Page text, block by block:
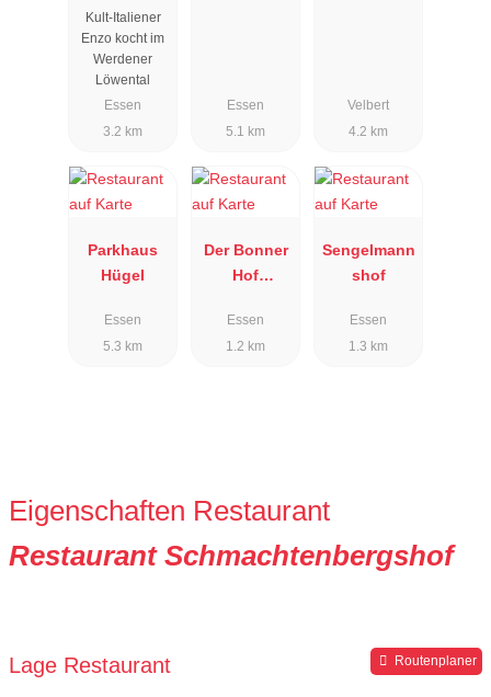
Kult-Italiener
Enzo kocht im
Werdener
Löwental
Essen
3.2 km
Essen
5.1 km
Velbert
4.2 km
Parkhaus
Hügel
Essen
5.3 km
Der Bonner
Hof
Essen
1.2 km
Sengelmann
shof
Essen
1.3 km
Eigenschaften Restaurant
Restaurant Schmachtenbergshof
Lage Restaurant Routenplaner